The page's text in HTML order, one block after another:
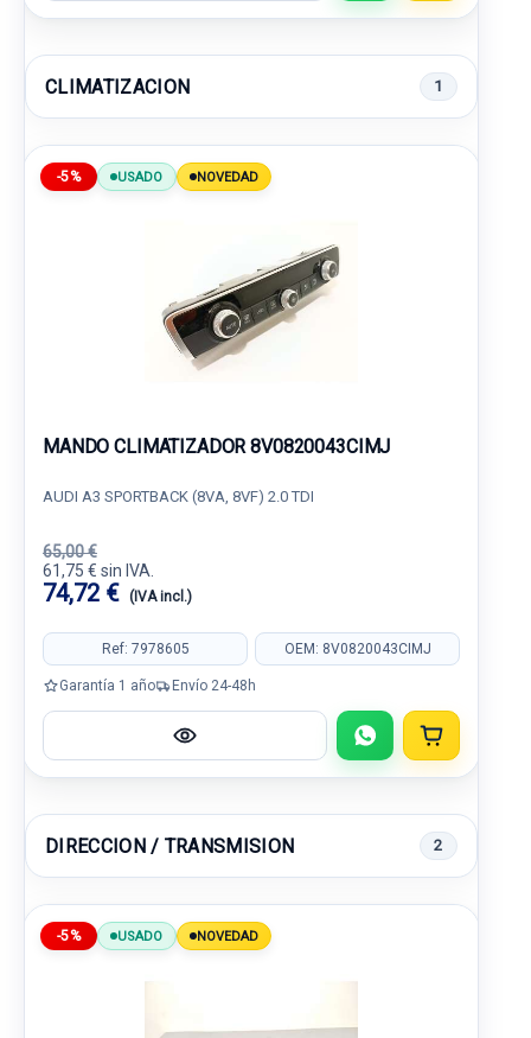
CLIMATIZACION 1
-5% USADO NOVEDAD
MANDO CLIMATIZADOR 8V0820043CIMJ
AUDI A3 SPORTBACK (8VA, 8VF) 2.0 TDI
65,00 €
61,75 € sin IVA.
74,72 € (IVA incl.)
Ref: 7978605 OEM: 8V0820043CIMJ
Garantía 1 año Envío 24-48h
DIRECCION / TRANSMISION 2
-5% USADO NOVEDAD